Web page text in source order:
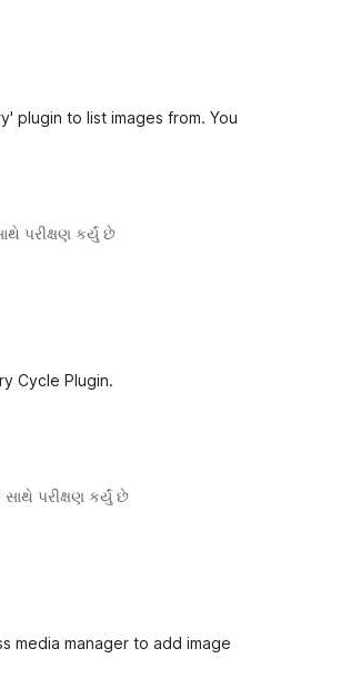
plugin to list images from. You
પરીક્ષણ કર્યું છે
Cycle Plugin.
પરીક્ષણ કર્યું છે
media manager to add image